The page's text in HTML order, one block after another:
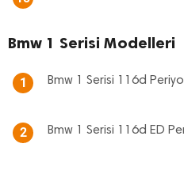
Bmw 1 Serisi Modelleri
1 Bmw 1 Serisi 116d
2 Bmw 1 Serisi 116d ED